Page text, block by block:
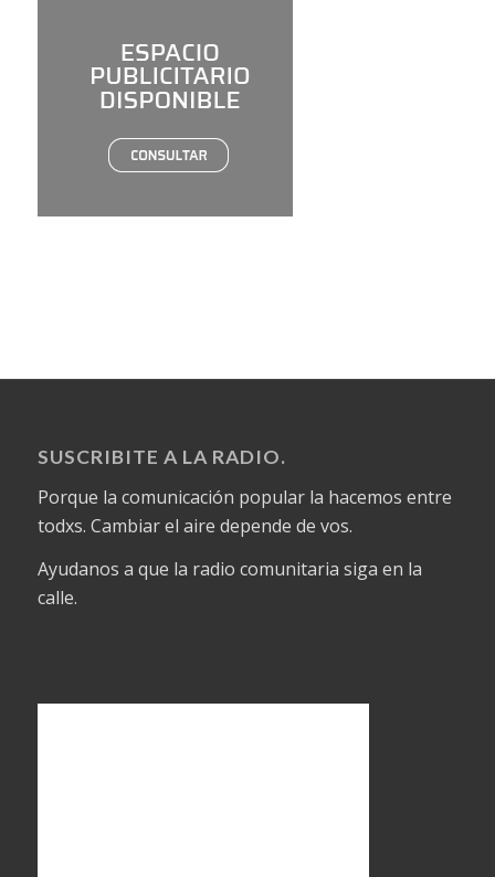
SUSCRIBITE A LA RADIO.
Porque la comunicación popular la hacemos entre
todxs. Cambiar el aire depende de vos.
Ayudanos a que la radio comunitaria siga en la
calle.